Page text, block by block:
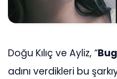
Doğu Kılıç ve Ayliz, “
adını verdikleri bu